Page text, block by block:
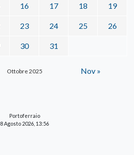
Ottobre 2025
16 17 18 19
23 24 25 26
30 31
Nov »
Portoferraio
8 Agosto 2026, 13:56